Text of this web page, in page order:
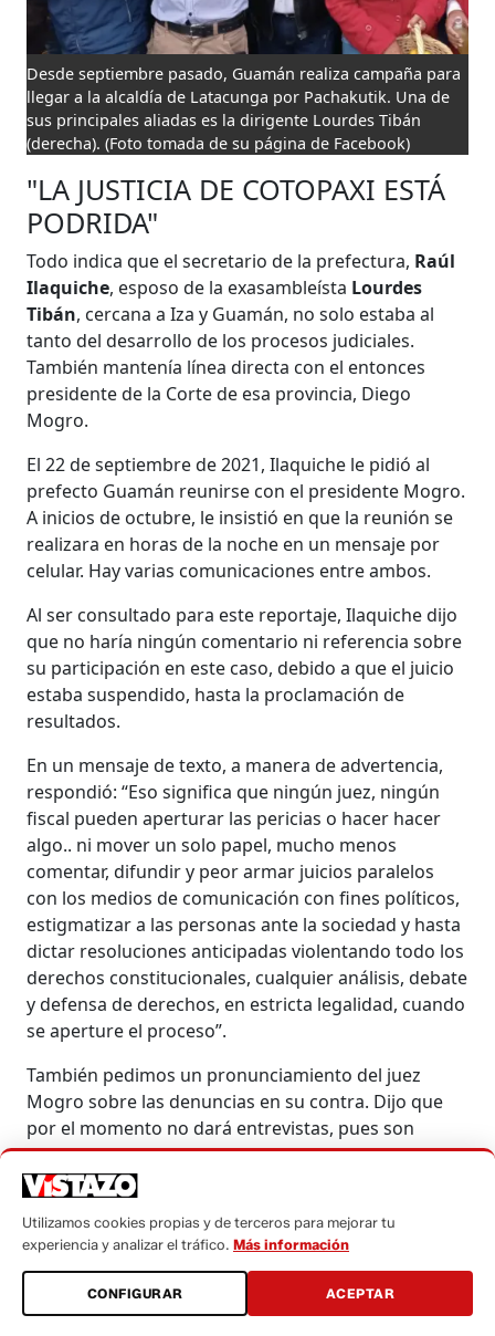
Desde septiembre pasado, Guamán realiza campaña para
llegar a la alcaldía de Latacunga por Pachakutik. Una de
sus principales aliadas es la dirigente Lourdes Tibán
(derecha). (Foto tomada de su página de Facebook)
"LA JUSTICIA DE COTOPAXI ESTÁ
PODRIDA"
Todo indica que el secretario de la prefectura, Raúl
Ilaquiche, esposo de la exasambleísta Lourdes
Tibán, cercana a Iza y Guamán, no solo estaba al
tanto del desarrollo de los procesos judiciales.
También mantenía línea directa con el entonces
presidente de la Corte de esa provincia, Diego
Mogro.
El 22 de septiembre de 2021, Ilaquiche le pidió al
prefecto Guamán reunirse con el presidente Mogro.
A inicios de octubre, le insistió en que la reunión se
realizara en horas de la noche en un mensaje por
celular. Hay varias comunicaciones entre ambos.
Al ser consultado para este reportaje, Ilaquiche dijo
que no haría ningún comentario ni referencia sobre
su participación en este caso, debido a que el juicio
estaba suspendido, hasta la proclamación de
resultados.
En un mensaje de texto, a manera de advertencia,
respondió: “Eso significa que ningún juez, ningún
fiscal pueden aperturar las pericias o hacer hacer
algo.. ni mover un solo papel, mucho menos
comentar, difundir y peor armar juicios paralelos
con los medios de comunicación con fines políticos,
estigmatizar a las personas ante la sociedad y hasta
dictar resoluciones anticipadas violentando todo los
derechos constitucionales, cualquier análisis, debate
y defensa de derechos, en estricta legalidad, cuando
se aperture el proceso”.
También pedimos un pronunciamiento del juez
Mogro sobre las denuncias en su contra. Dijo que
por el momento no dará entrevistas, pues son
hechos que deben ser discutidos y probados en el
orden jurisdiccional.
El asambleísta de la Izquierda Democrática,
Bacigalupo, quien ha denunciado por varios años la
corrupción del exprefecto Guamán, así como sus
nexos y negociados con la alcaldía de Latacunga,
Utilizamos cookies propias y de terceros para mejorar tu
experiencia y analizar el tráfico. Más información
CONFIGURAR ACEPTAR